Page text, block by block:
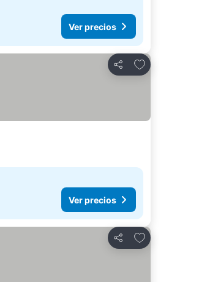
Ver precios
Compartir
Agregar a favoritos
Ver precios
Compartir
Agregar a favoritos